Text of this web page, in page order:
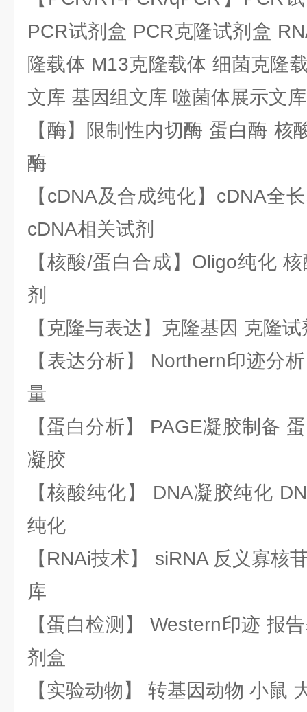
PCR试剂盒 PCR克隆试剂盒
隆载体 M13克隆载体 细菌克隆
文库 基因组文库 噬菌体展示文库
【酶】限制性内切酶 蛋白酶 核
酶
【cDNA及合成纯化】cDNA全
cDNA相关试剂
【核酸/蛋白合成】Oligo纯化
剂
【克隆与表达】克隆基因 克隆
【表达分析】 Northern印迹分
量
【蛋白分析】 PAGE凝胶制备
凝胶
【核酸纯化】 DNA凝胶纯化
纯化
【RNAi技术】 siRNA 反义寡核
库
【蛋白检测】 Western印迹 报
剂盒
【实验动物】 转基因动物 小鼠